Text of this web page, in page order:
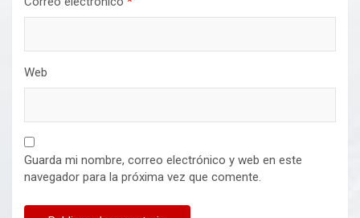
Web
Guarda mi nombre, correo electrónico y web en este
navegador para la próxima vez que comente.